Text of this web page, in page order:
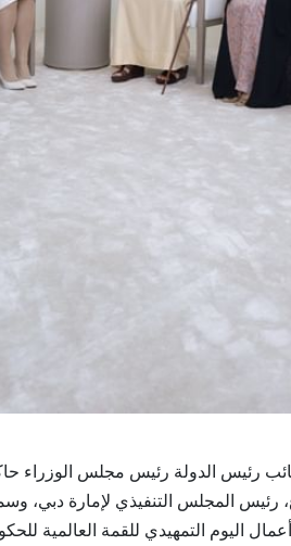
نائب رئيس الدولة رئيس مجلس
المجلس التنفيذي لإمارة دبي،